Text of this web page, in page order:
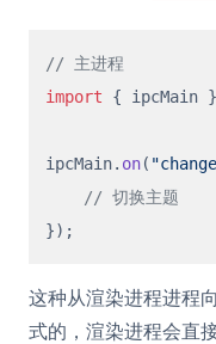
// 主进程
import { ipcMain }
ipcMain. on(
// 切换主题
这种从渲染进程进程
式的，渲染进程会直